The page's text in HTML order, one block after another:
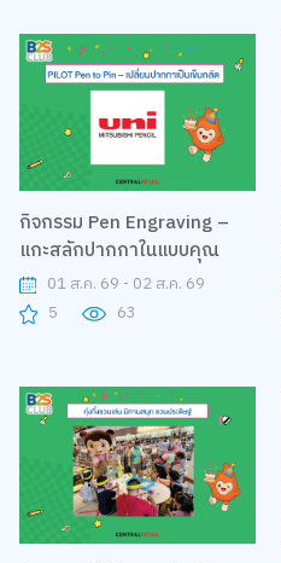
กิจกรรม Pen Engraving –
แกะสลักปากกาในแบบคุณ
01 ส.ค. 69 - 02 ส.ค. 69
5
63